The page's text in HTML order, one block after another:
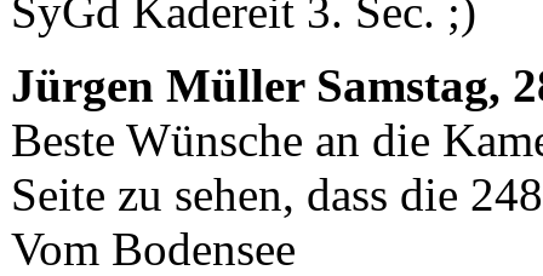
SyGd Kadereit 3. Sec.
Jürgen Müller Samstag,
Beste Wünsche an die
Seite zu sehen, dass die
Vom Bodensee